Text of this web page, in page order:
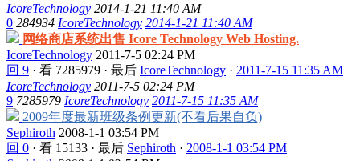
IcoreTechnology 2014-1-21 11:40 AM
0 284934 IcoreTechnology 2014-1-21 11:40 AM
网络商店系统出售 Icore Technology Web Hosting.
IcoreTechnology 2011-7-5 02:24 PM
回 9 · 看 7285979 · 最后 IcoreTechnology · 2011-7-15 11:35 AM
IcoreTechnology 2011-7-5 02:24 PM
9 7285979 IcoreTechnology 2011-7-15 11:35 AM
2009年度最新班级条例更新(不看后果自负)
Sephiroth 2008-1-1 03:54 PM
回 0 · 看 15133 · 最后 Sephiroth · 2008-1-1 03:54 PM